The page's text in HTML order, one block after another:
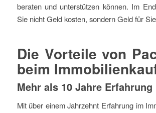
beraten und unterstützen können. Im
Sie nicht Geld kosten, sondern Geld für
Die Vorteile von
beim
Mehr als 10 Jahre Erfahrung
Mit über einem Jahrzehnt Erfahrung im